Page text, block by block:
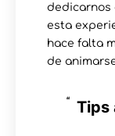
dedicarnos
esta
hace falta
de
Tips